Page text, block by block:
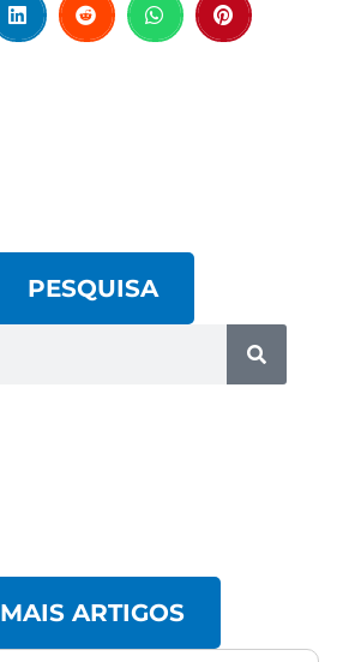
PESQUISA
MAIS ARTIGOS